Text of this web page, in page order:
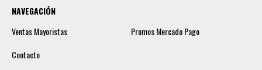
NAVEGACIÓN
Ventas Mayoristas
Promos Mercado Pago
Contacto